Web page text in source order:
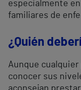
especialmente
familiares de
¿Quién
Aunque
conocer sus